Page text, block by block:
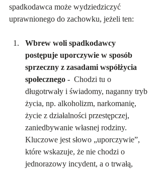
spadkodawca może wydziedziczyć
uprawnionego do zachowku, jeżeli ten:
Wbrew woli spadkodawcy
postępuje uporczywie w sposób
sprzeczny z zasadami współżycia
społecznego - Chodzi tu o
długotrwały i świadomy, naganny tryb
życia, np. alkoholizm, narkomanię,
życie z działalności przestępczej,
zaniedbywanie własnej rodziny.
Kluczowe jest słowo „uporczywie”,
które wskazuje, że nie chodzi o
jednorazowy incydent, a o trwałą,